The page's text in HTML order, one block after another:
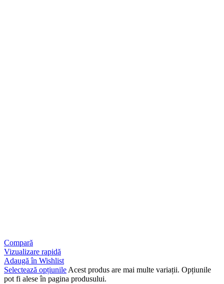
Compară
Vizualizare rapidă
Adaugă în Wishlist
Selectează opțiunile Acest produs are mai multe variații. Opțiunile
pot fi alese în pagina produsului.